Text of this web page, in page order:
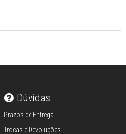
Dúvidas
Prazos de Entrega
Trocas e Devoluções